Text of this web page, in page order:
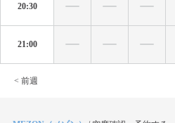
20:30
21:00
< 前週